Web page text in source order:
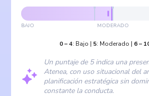
BAJO MODERADO
0–4: Bajo | 5: Moderado | 6–
Un puntaje de 5 indica una
Atenea, con uso situacional del
planificación estratégica sin
constante la conducta.